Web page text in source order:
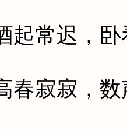
常迟，卧
寂寂，数